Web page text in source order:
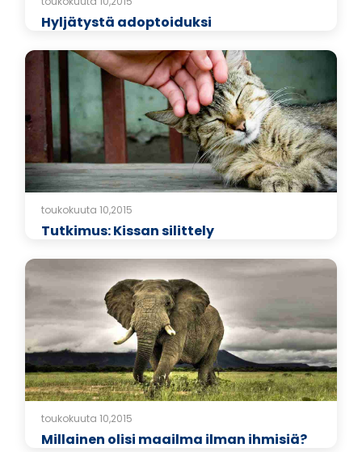
Hyljätystä adoptoiduksi
toukokuuta 10,2015
Tutkimus: Kissan silittely
toukokuuta 10,2015
Millainen olisi maailma ilman ihmisiä?